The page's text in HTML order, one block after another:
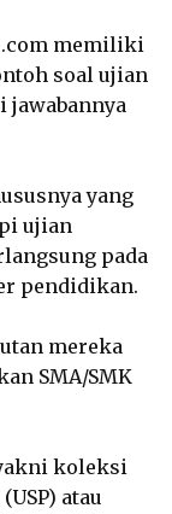
memiliki
soal ujian
jawabannya
yang
ujian
pada
pendidikan.
mereka
SMA/SMK
koleksi
atau